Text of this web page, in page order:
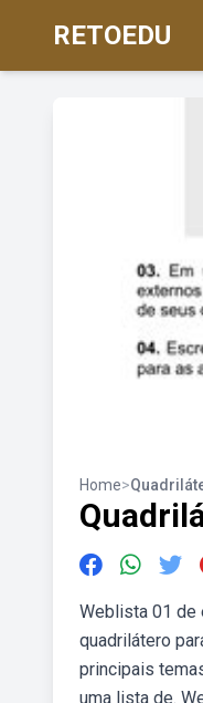
RETOEDU
Home>
Weblista 01 de
quadrilátero
principais
uma lista de.